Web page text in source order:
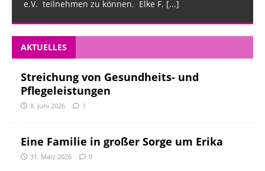
e.V. teilnehmen zu können. Elke F. [...]
AKTUELLES
Streichung von Gesundheits- und
Pflegeleistungen
8. Juni 2026 1
Eine Familie in großer Sorge um Erika
31. März 2026 0